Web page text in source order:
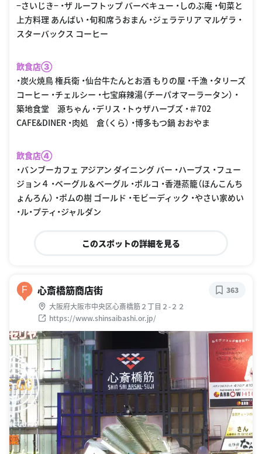
−さいじき− ・ザ ルーフトップ バーベキュー ・しのぶ庵 ・旬菜と
上方料理 あんばい ・旬和席うおまん ・ジェラテリア マルゲラ ・
スターバックス コーヒー
飲食店③
・炭火焼鳥 権兵衛 ・仙台牛たんとお酒 もりの屋 ・千漁 ・タリーズ
コーヒー ・チェルシー ・七宝麻辣湯（チーパオマーラータン） ・
築地食堂 源ちゃん ・デリス ・トゥザハーブズ ・＃702
CAFE&DINER ・肉処 倉（くら） ・博多もつ鍋 おおやま
飲食店④
・バンブーカフェ アジアン ダイニング バー ・ハーブス ・フュー
ジョン４ ・ベーグル＆ベーグル ・ポルコ ・香港蒸籠（ほんこんち
ょんろん） ・ポムの樹 ゴールド ・モビーディック ・やさい家めい
・ル・プティ・ジャルダン
このスポットの詳細を見る
F 心斎橋筋商店街
大阪府大阪市中央区心斎橋筋２丁目２-２２
https://www.shinsaibashi.or.jp/
363